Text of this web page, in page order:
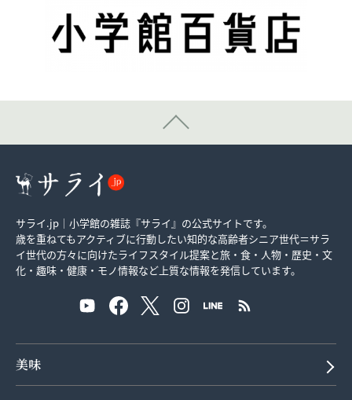
サライ.jp｜小学館の雑誌『サライ』の公式サイトです。
歳を重ねてもアクティブに行動したい知的な高齢者シニア世代＝サラ
イ世代の方々に向けたライフスタイル提案と旅・食・人物・歴史・文
化・趣味・健康・モノ情報など上質な情報を発信しています。
美味